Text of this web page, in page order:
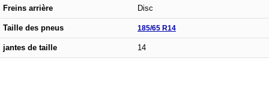
Freins arrière Disc
Taille des pneus 185/65 R14
jantes de taille 14